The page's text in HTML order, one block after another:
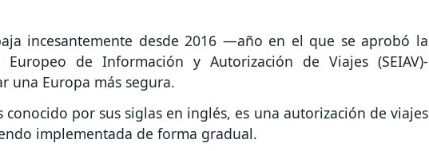
incesantemente desde 2016 —año en el que se aprobó la
Europeo de Información y Autorización de Viajes (SEIAV)-
una Europa más segura.
conocido por sus siglas en inglés, es una autorización de viajes
implementada de forma gradual.